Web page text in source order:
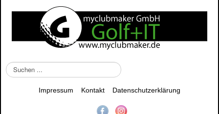
S
u
Impressum Kontakt Datenschutzerklärung